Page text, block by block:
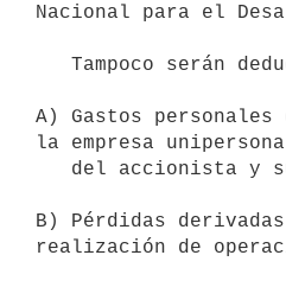
Nacional para el
A) Gastos
la empresa
B) Pérdidas
realización de